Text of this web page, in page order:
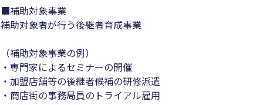
■補助対象事業
補助対象者が行う後継者育成事業
（補助対象事業の例）
・専門家によるセミナーの開催
・加盟店舗等の後継者候補の研修派遣
・商店街の事務局員のトライアル雇用